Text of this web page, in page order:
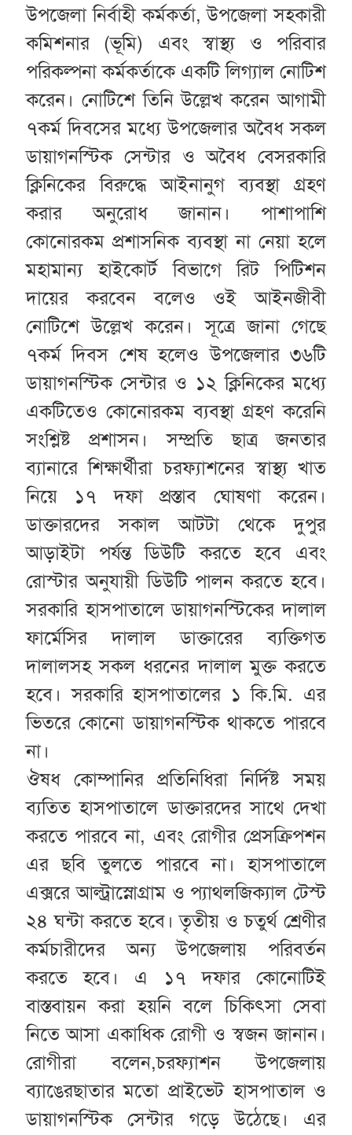
উপজেলা নির্বাহী কর্মকর্তা, উপজেলা সহকারী
কমিশনার (ভূমি) এবং স্বাস্থ্য ও পরিবার
পরিকল্পনা কর্মকর্তাকে একটি লিগ্যাল নোটিশ
করেন। নোটিশে তিনি উল্লেখ করেন আগামী
৭কর্ম দিবসের মধ্যে উপজেলার অবৈধ সকল
ডায়াগনস্টিক সেন্টার ও অবৈধ বেসরকারি
ক্লিনিকের বিরুদ্ধে আইনানুগ ব্যবস্থা গ্রহণ
করার অনুরোধ জানান। পাশাপাশি
কোনোরকম প্রশাসনিক ব্যবস্থা না নেয়া হলে
মহামান্য হাইকোর্ট বিভাগে রিট পিটিশন
দায়ের করবেন বলেও ওই আইনজীবী
নোটিশে উল্লেখ করেন। সূত্রে জানা গেছে
৭কর্ম দিবস শেষ হলেও উপজেলার ৩৬টি
ডায়াগনস্টিক সেন্টার ও ১২ ক্লিনিকের মধ্যে
একটিতেও কোনোরকম ব্যবস্থা গ্রহণ করেনি
সংশ্লিষ্ট প্রশাসন। সম্প্রতি ছাত্র জনতার
ব্যানারে শিক্ষার্থীরা চরফ্যাশনের স্বাস্থ্য খাত
নিয়ে ১৭ দফা প্রস্তাব ঘোষণা করেন।
ডাক্তারদের সকাল আটটা থেকে দুপুর
আড়াইটা পর্যন্ত ডিউটি করতে হবে এবং
রোস্টার অনুযায়ী ডিউটি পালন করতে হবে।
সরকারি হাসপাতালে ডায়াগনস্টিকের দালাল
ফার্মেসির দালাল ডাক্তারের ব্যক্তিগত
দালালসহ সকল ধরনের দালাল মুক্ত করতে
হবে। সরকারি হাসপাতালের ১ কি.মি. এর
ভিতরে কোনো ডায়াগনস্টিক থাকতে পারবে
না।
ঔষধ কোম্পানির প্রতিনিধিরা নির্দিষ্ট সময়
ব্যতিত হাসপাতালে ডাক্তারদের সাথে দেখা
করতে পারবে না, এবং রোগীর প্রেসক্রিপশন
এর ছবি তুলতে পারবে না। হাসপাতালে
এক্সরে আল্ট্রাস্নোগ্রাম ও প্যাথলজিক্যাল টেস্ট
২৪ ঘন্টা করতে হবে। তৃতীয় ও চতুর্থ শ্রেণীর
কর্মচারীদের অন্য উপজেলায় পরিবর্তন
করতে হবে। এ ১৭ দফার কোনোটিই
বাস্তবায়ন করা হয়নি বলে চিকিৎসা সেবা
নিতে আসা একাধিক রোগী ও স্বজন জানান।
রোগীরা বলেন,চরফ্যাশন উপজেলায়
ব্যাঙেরছাতার মতো প্রাইভেট হাসপাতাল ও
ডায়াগনস্টিক সেন্টার গড়ে উঠেছে। এর